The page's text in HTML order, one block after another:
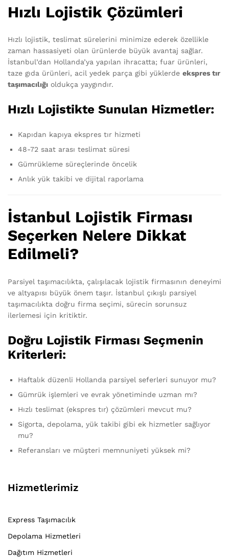
Hızlı Lojistik Çözümleri
Hızlı lojistik, teslimat sürelerini minimize ederek özellikle
zaman hassasiyeti olan ürünlerde büyük avantaj sağlar.
İstanbul’dan Hollanda’ya yapılan ihracatta; fuar ürünleri,
taze gıda ürünleri, acil yedek parça gibi yüklerde ekspres tır
taşımacılığı oldukça yaygındır.
Hızlı Lojistikte Sunulan Hizmetler:
Kapıdan kapıya ekspres tır hizmeti
48-72 saat arası teslimat süresi
Gümrükleme süreçlerinde öncelik
Anlık yük takibi ve dijital raporlama
İstanbul Lojistik Firması
Seçerken Nelere Dikkat
Edilmeli?
Parsiyel taşımacılıkta, çalışılacak lojistik firmasının deneyimi
ve altyapısı büyük önem taşır. İstanbul çıkışlı parsiyel
taşımacılıkta doğru firma seçimi, sürecin sorunsuz
ilerlemesi için kritiktir.
Doğru Lojistik Firması Seçmenin
Kriterleri:
Haftalık düzenli Hollanda parsiyel seferleri sunuyor mu?
Gümrük işlemleri ve evrak yönetiminde uzman mı?
Hızlı teslimat (ekspres tır) çözümleri mevcut mu?
Sigorta, depolama, yük takibi gibi ek hizmetler sağlıyor
mu?
Referansları ve müşteri memnuniyeti yüksek mi?
Hizmetlerimiz
Express Taşımacılık
Depolama Hizmetleri
Dağıtım Hizmetleri